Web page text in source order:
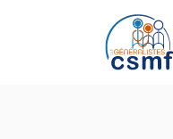
Passer au contenu principal